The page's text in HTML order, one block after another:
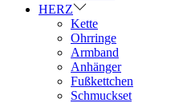
HERZ
Kette
Ohrringe
Armband
Anhänger
Fußkettchen
Schmuckset